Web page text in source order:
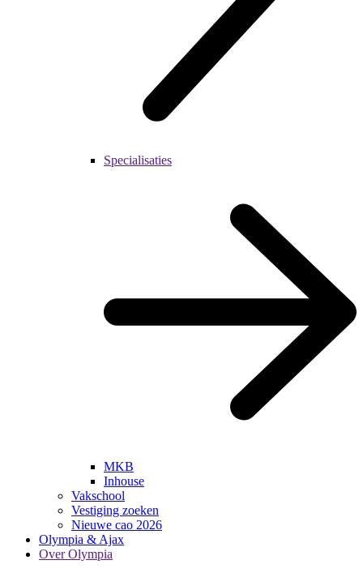
Specialisaties
MKB
Inhouse
Vakschool
Vestiging zoeken
Nieuwe cao 2026
Olympia & Ajax
Over Olympia